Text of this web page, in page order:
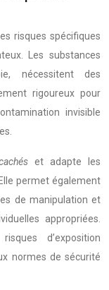
risques spécifiques
Les substances
nécessitent des
rigoureux pour
invisible
et adapte les
permet également
de manipulation et
appropriées.
d’exposition
normes de sécurité